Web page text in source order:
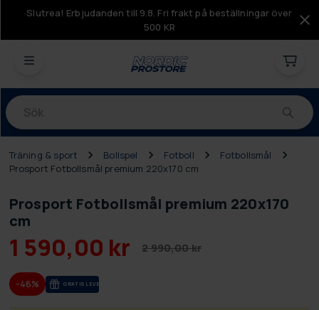
Slutrea! Erbjudanden till 9.8. Fri frakt på beställningar över
500 KR
Produkter
Träning & sport Bollspel Fotboll
Fotbollsmål
Prosport Fotbollsmål premium 220x170 cm
Prosport Fotbollsmål premium 220x170
cm
1 590,00 kr 2 990,00 kr
-46% GRA­TIS LE­VE­RANS